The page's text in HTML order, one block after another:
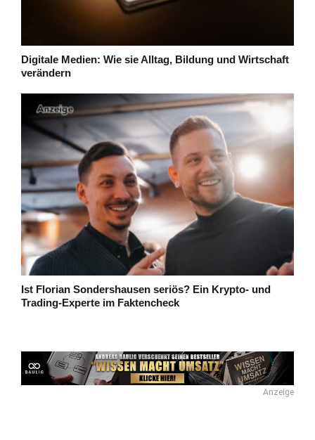
Digitale Medien: Wie sie Alltag, Bildung und Wirtschaft
verändern
Ist Florian Sondershausen seriös? Ein Krypto- und
Trading-Experte im Faktencheck
Anzeige